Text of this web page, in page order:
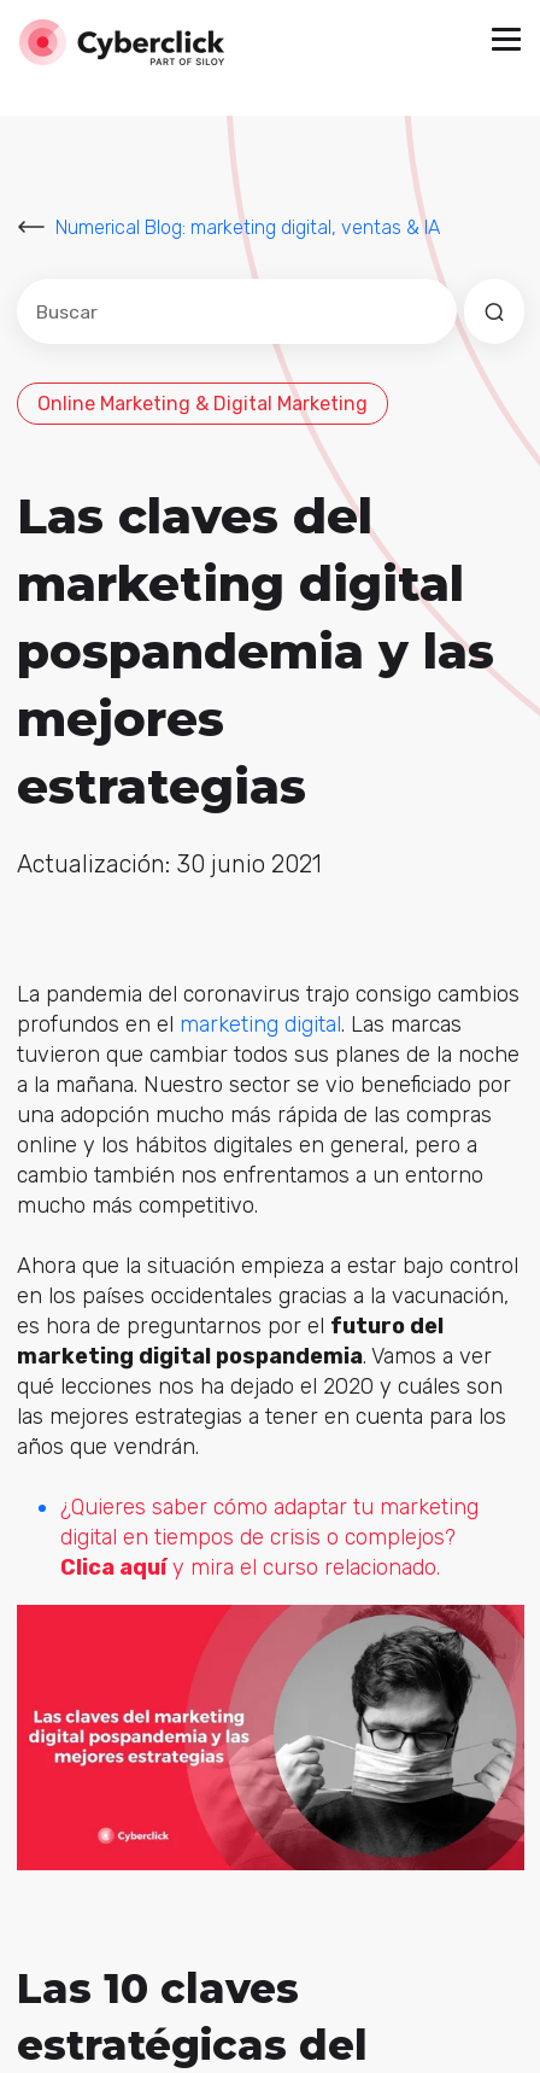
Numerical Blog: marketing digital, ventas & IA
Este es un campo de búsqueda con una función de
No hay sugerencias porque el campo de
Online Marketing & Digital Marketing
Las claves del
marketing digital
pospandemia y las
mejores
estrategias
Actualización: 30 junio 2021
La pandemia del coronavirus trajo consigo cambios
profundos en el marketing digital. Las marcas
tuvieron que cambiar todos sus planes de la noche
a la mañana. Nuestro sector se vio beneficiado por
una adopción mucho más rápida de las compras
online y los hábitos digitales en general, pero a
cambio también nos enfrentamos a un entorno
mucho más competitivo.
Ahora que la situación empieza a estar bajo control
en los países occidentales gracias a la vacunación,
es hora de preguntarnos por el futuro del
marketing digital pospandemia. Vamos a ver
qué lecciones nos ha dejado el 2020 y cuáles son
las mejores estrategias a tener en cuenta para los
años que vendrán.
¿Quieres saber cómo adaptar tu marketing
digital en tiempos de crisis o complejos?
Clica aquíy mira el curso relacionado.
Las 10 claves
estratégicas del